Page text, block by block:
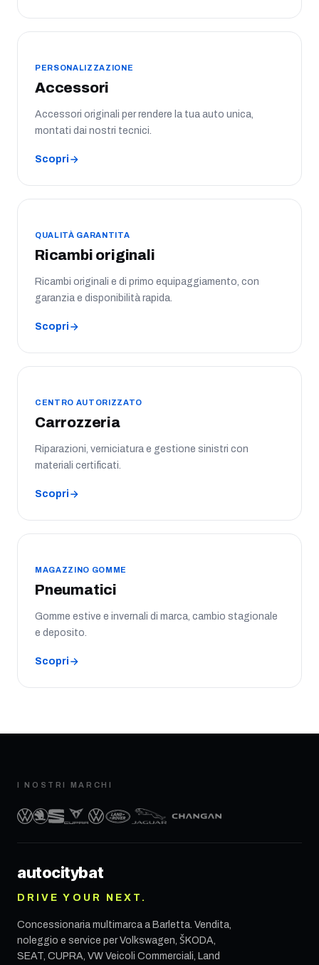
PERSONALIZZAZIONE
Accessori
Accessori originali per rendere la tua auto unica,
montati dai nostri tecnici.
Scopri
QUALITÀ GARANTITA
Ricambi originali
Ricambi originali e di primo equipaggiamento, con
garanzia e disponibilità rapida.
Scopri
CENTRO AUTORIZZATO
Carrozzeria
Riparazioni, verniciatura e gestione sinistri con
materiali certificati.
Scopri
MAGAZZINO GOMME
Pneumatici
Gomme estive e invernali di marca, cambio stagionale
e deposito.
Scopri
I NOSTRI MARCHI
autocitybat
DRIVE YOUR NEXT.
Concessionaria multimarca a Barletta. Vendita,
noleggio e service per Volkswagen, ŠKODA,
SEAT, CUPRA, VW Veicoli Commerciali, Land